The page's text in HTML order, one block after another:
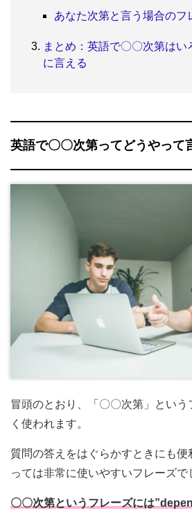
あなた次第と言う場合のフ
まとめ：英語で〇〇次第はい
に言える
英語で〇〇次第ってどうやって
冒頭のとおり、「〇〇次第」という
く使われます。
質問の答えをはぐらかすときにも便
っては非常に使いやすいフレーズで
〇〇次第というフレーズには